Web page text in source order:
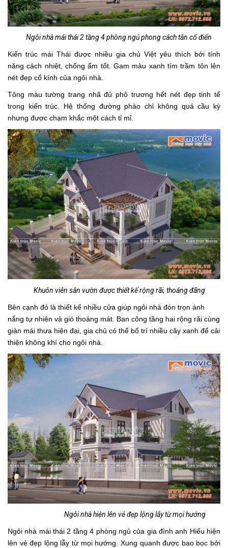
Ngôi nhà mái thái 2 tầng 4 phòng ngủ phong cách tân cổ điển
Kiến trúc mái Thái được nhiều gia chủ Việt yêu thích bởi tính
năng cách nhiệt, chống ẩm tốt. Gam màu xanh tím trầm tôn lên
nét đẹp cổ kính của ngôi nhà.
Tông màu tường trang nhã đủ phô trương hết nét đẹp tinh tế
trong kiến trúc. Hệ thống đường phào chỉ không quá cầu kỳ
nhưng được chạm khắc một cách tỉ mỉ.
Khuôn viên sân vườn được thiết kế rộng rãi, thoáng đãng
Bên cạnh đó là thiết kế nhiều cửa giúp ngôi nhà đón trọn ánh
nắng tự nhiên và gió thoáng mát. Ban công tầng hai rộng rãi cùng
giàn mái thưa hiện đại, gia chủ có thể bố trí nhiều cây xanh để cải
thiện không khí cho ngôi nhà.
Ngôi nhà hiện lên vẻ đẹp lộng lẫy từ mọi hướng
Ngôi nhà mái thái 2 tầng 4 phòng ngủ của gia đình anh Hiếu hiện
lên vẻ đẹp lộng lẫy từ mọi hướng. Xung quanh được bao bọc bởi